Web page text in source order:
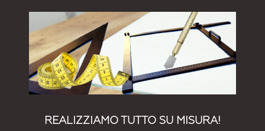
REALIZZIAMO TUTTO SU MISURA!